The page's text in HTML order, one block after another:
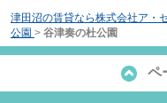
津田沼の賃貸なら株式会社ア・
公園 > 谷津奏の杜公園
ペ